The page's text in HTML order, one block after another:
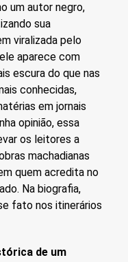
um autor negro,
sua
viralizada pelo
aparece com
escura do que nas
conhecidas,
em jornais
opinião, essa
os leitores a
machadianas
quem acredita no
Na biografia,
fato nos itinerários
de um